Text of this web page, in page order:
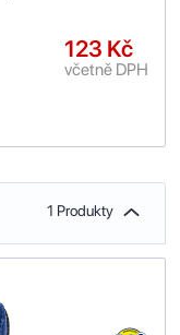
123 Kč
včetně DPH
1 Produkty